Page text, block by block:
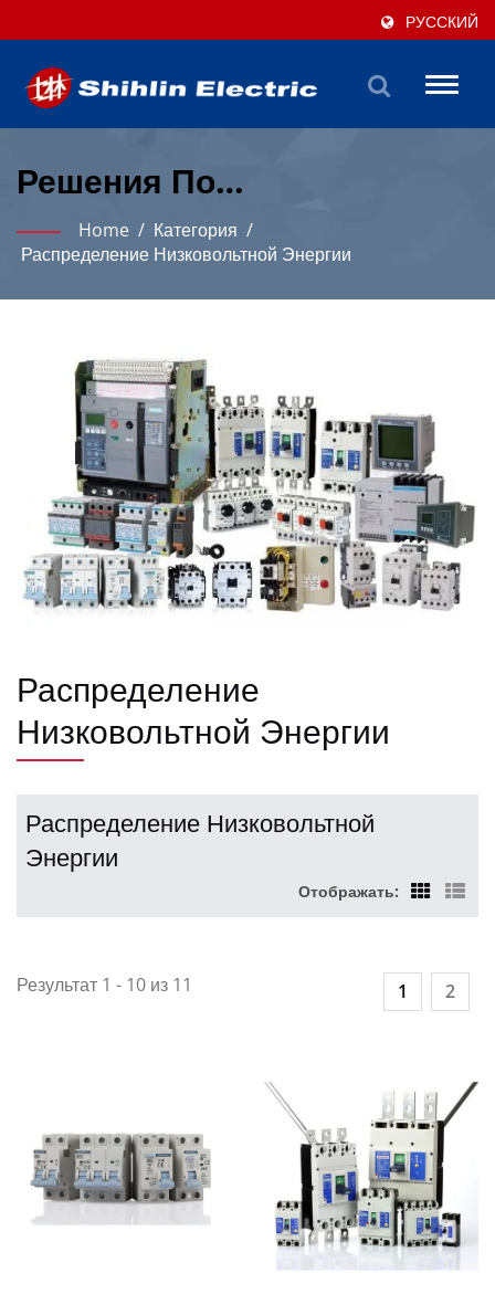
РУССКИЙ
Toggle
Решения По
Распределению
Электроэнергии Низкого
Напряжения Для
Совершенства.
Home / Категория /
Распределение Низковольтной Энергии
Распределение
Низковольтной Энергии
Распределение Низковольтной
Энергии
Отображать:
Результат 1 - 10 из 11 1 2